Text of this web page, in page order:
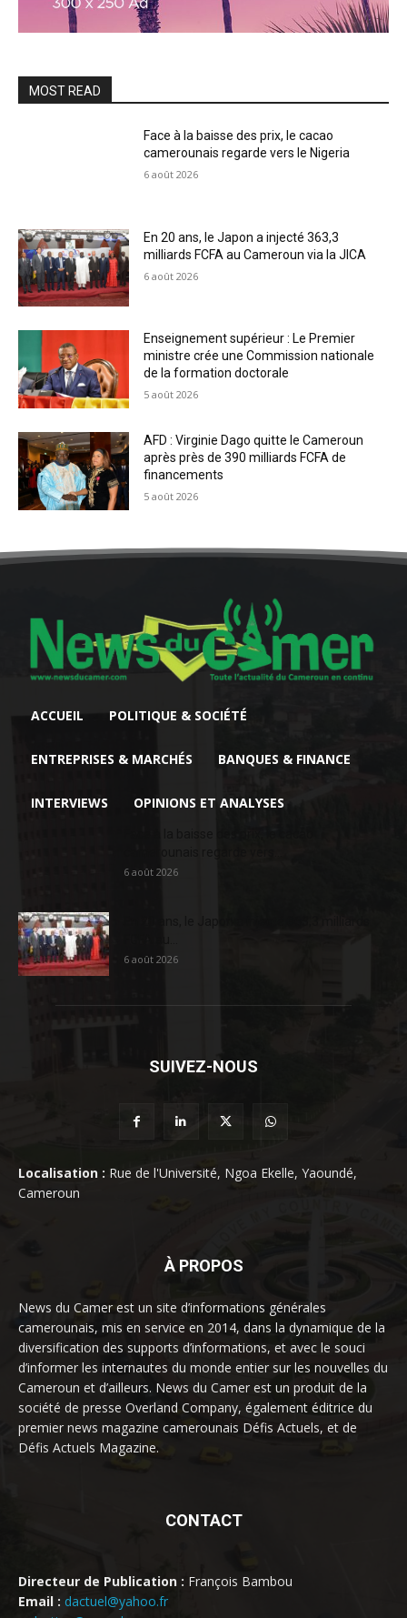
MOST READ
Face à la baisse des prix, le cacao
camerounais regarde vers le Nigeria
6 août 2026
En 20 ans, le Japon a injecté 363,3
milliards FCFA au Cameroun via la JICA
6 août 2026
Enseignement supérieur : Le Premier
ministre crée une Commission nationale
de la formation doctorale
5 août 2026
AFD : Virginie Dago quitte le Cameroun
après près de 390 milliards FCFA de
financements
5 août 2026
ACCUEIL POLITIQUE & SOCIÉTÉ
ENTREPRISES & MARCHÉS BANQUES & FINANCE
INTERVIEWS OPINIONS ET ANALYSES
6 août 2026
6 août 2026
SUIVEZ-NOUS
Localisation : Rue de l'Université, Ngoa Ekelle, Yaoundé,
Cameroun
À PROPOS
News du Camer est un site d’informations générales
camerounais, mis en service en 2014, dans la dynamique de la
diversification des supports d’informations, et avec le souci
d’informer les internautes du monde entier sur les nouvelles du
Cameroun et d’ailleurs. News du Camer est un produit de la
société de presse Overland Company, également éditrice du
premier news magazine camerounais Défis Actuels, et de
Défis Actuels Magazine.
CONTACT
Directeur de Publication : François Bambou
Email : dactuel@yahoo.fr